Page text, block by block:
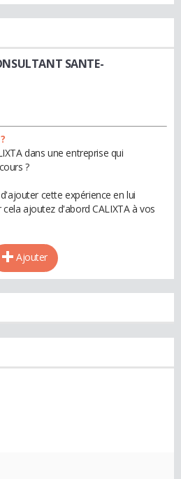
SANTE-
dans une entreprise qui
?
cette expérience en lui
ajoutez d'abord CALIXTA à vos
Ajouter